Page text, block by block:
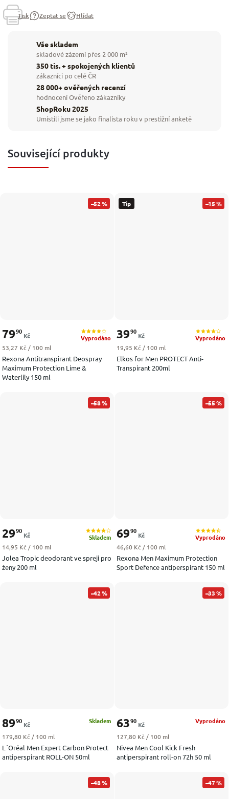
Tisk Zeptat se Hlídat
Vše skladem
skladové zázemí přes 2 000 m²
350 tis. + spokojených klientů
zákazníci po celé ČR
28 000+ ověřených recenzí
hodnocení Ověřeno zákazníky
ShopRoku 2025
Umístili jsme se jako finalista roku v prestižní anketě
Související produkty
–52 %
Rexona Antitranspirant Deospray
Maximum Protection Lime &
Waterlily 150 ml
Vyprodáno
7990
Kč
Měrná cena:
53,27 Kč / 100 ml
Tip –15 %
Elkos for Men PROTECT Anti-
Transpirant 200ml
Vyprodáno
3990
Kč
Měrná cena:
19,95 Kč / 100 ml
–58 %
Jolea Tropic deodorant ve spreji pro
ženy 200 ml
Skladem
2990
Kč
Měrná cena:
14,95 Kč / 100 ml
–55 %
Rexona Men Maximum Protection
Sport Defence antiperspirant 150 ml
Vyprodáno
6990
Kč
Měrná cena:
46,60 Kč / 100 ml
–42 %
L´Oréal Men Expert Carbon Protect
antiperspirant ROLL-ON 50ml
Skladem
8990
Kč
Měrná cena:
179,80 Kč / 100 ml
–33 %
Nivea Men Cool Kick Fresh
antiperspirant roll-on 72h 50 ml
Vyprodáno
6390
Kč
Měrná cena:
127,80 Kč / 100 ml
–48 % –47 %